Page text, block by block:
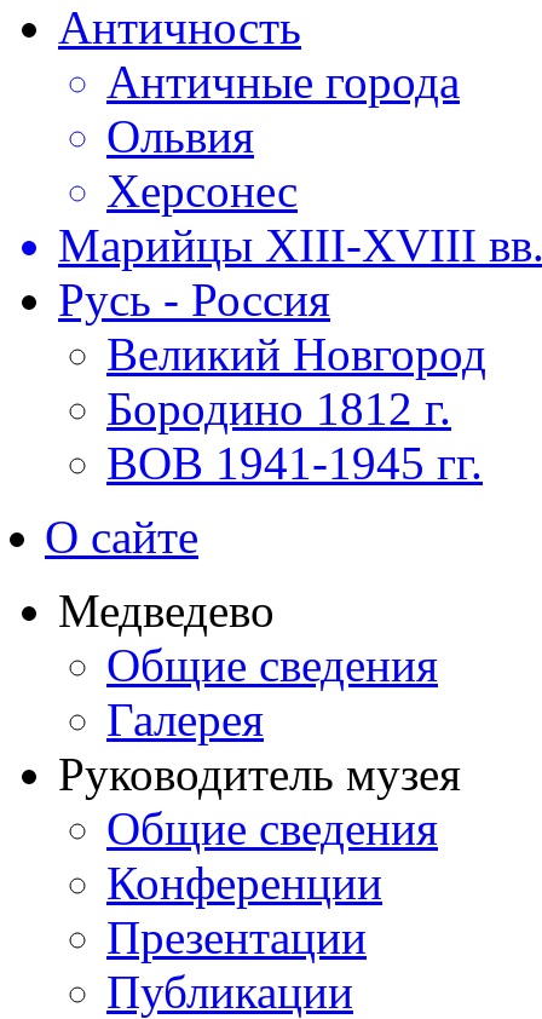
Античность
Античные города
Ольвия
Херсонес
Марийцы XIII-XVIII
Русь - Россия
Великий Новгород
Бородино 1812 г.
ВОВ 1941-1945 гг.
О сайте
Медведево
Общие сведения
Галерея
Руководитель музея
Общие сведения
Конференции
Презентации
Публикации